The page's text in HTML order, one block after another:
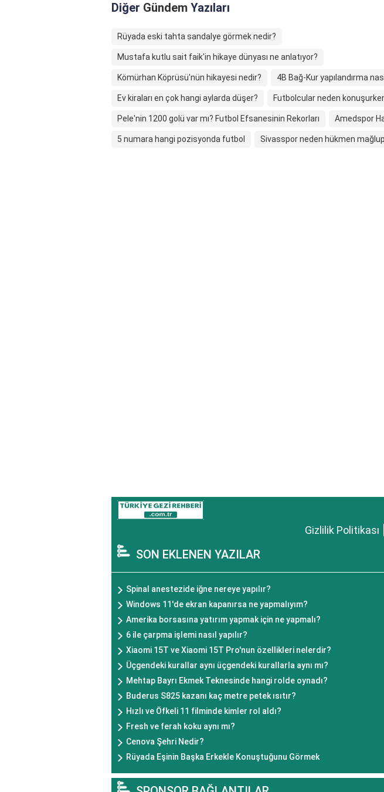
Diğer Gündem Yazıları
Rüyada eski tahta sandalye görmek nedir?
Mustafa kutlu sait faik'in hikaye dünyası ne anlatıyor?
Kömürhan Köprüsü'nün hikayesi nedir? 4B Bağ-Kur yapılandırma
Ev kiraları en çok hangi aylarda düşer? Futbolcular neden
Pele'nin 1200 golü var mı? Futbol Efsanesinin Rekorları Amedspor
5 numara hangi pozisyonda futbol Sivasspor neden hükmen
Gizlilik Politikası
SON EKLENEN YAZILAR
Spinal anestezide iğne nereye yapılır?
Windows 11'de ekran kapanırsa ne yapmalıyım?
Amerika borsasına yatırım yapmak için ne yapmalı?
6 ile çarpma işlemi nasıl yapılır?
Xiaomi 15T ve Xiaomi 15T Pro'nun özellikleri nelerdir?
Üçgendeki kurallar aynı üçgendeki kurallarla aynı mı?
Mehtap Bayrı Ekmek Teknesinde hangi rolde oynadı?
Buderus S825 kazanı kaç metre petek ısıtır?
Hızlı ve Öfkeli 11 filminde kimler rol aldı?
Fresh ve ferah koku aynı mı?
Cenova Şehri Nedir?
Rüyada Eşinin Başka Erkekle Konuştuğunu Görmek